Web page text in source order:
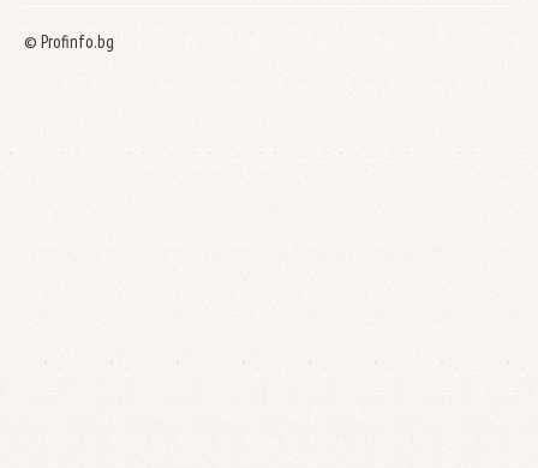
© Profinfo.bg